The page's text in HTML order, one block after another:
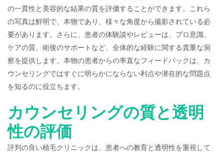
の一貫性と美容的な結果の質を評価することができます。これら
の写真は鮮明で、本物であり、様々な角度から撮影されている必
要があります。さらに、患者の体験談やレビューは、プロ意識、
ケアの質、術後のサポートなど、全体的な経験に関する貴重な洞
察を提供します。本物の患者からの率直なフィードバックは、カ
ウンセリングではすぐに明らかにならない利点や潜在的な問題点
を知るのに役立ちます。
カウンセリングの質と透明
性の評価
評判の良い植毛クリニックは、患者への教育と透明性を重視して